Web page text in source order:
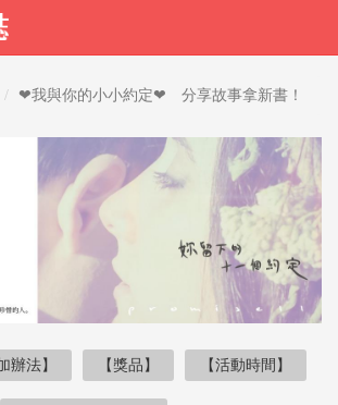
❤我與你的小小約定❤ 分享故事拿新書！
辦法】 【獎品】 【活動時間】